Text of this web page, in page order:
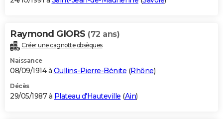
Raymond GIORS (72 ans)
Créer une cagnotte obsèques
Naissance
08/09/1914 à Oullins-Pierre-Bénite (Rhône)
Décès
29/05/1987 à Plateau d'Hauteville (Ain)